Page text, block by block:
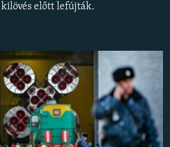
weboldal
előtt lefújták.